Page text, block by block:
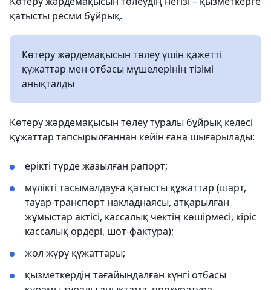
қатысты ресми бұйрық.
Көтеру жәрдемақысын төлеу үшін қажетті
құжаттар мен отбасы мүшелерінің тізімі
анықталды
Көтеру жәрдемақысын төлеу туралы бұйрық келесі
құжаттар тапсырылғаннан кейін ғана шығарылады:
ерікті түрде жазылған рапорт;
мүлікті тасымалдауға қатысты құжаттар (шарт,
тауар-транспорт накладнаясы, атқарылған
жұмыстар актісі, кассалық чектің көшірмесі, кіріс
кассалық ордері, шот-фактура);
жол жүру құжаттары;
қызметкердің тағайындалған күнгі отбасы